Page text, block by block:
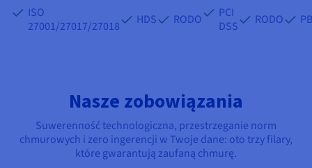
ISO
27001/27017/27018
HDS RODO
PCI
DSS
RODO
Nasze zobowiązania
Suwerenność technologiczna, przestrzeganie norm
chmurowych i zero ingerencji w Twoje dane: oto trzy filary,
które gwarantują zaufaną chmurę.